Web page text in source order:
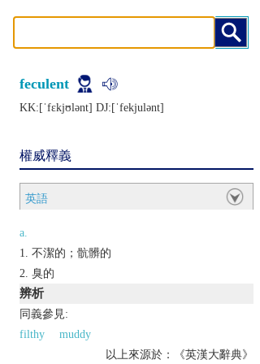
feculent
KK:[ˈfɛkjʊlǝnt] DJ:[ˈfеkjulǝnt]
權威釋義
英語
a.
不潔的；骯髒的
臭的
辨析
同義參見:
filthy
muddy
以上來源於：《英漢大辭典》